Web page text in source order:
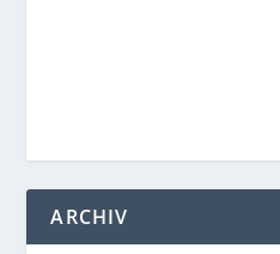
ARCHIV